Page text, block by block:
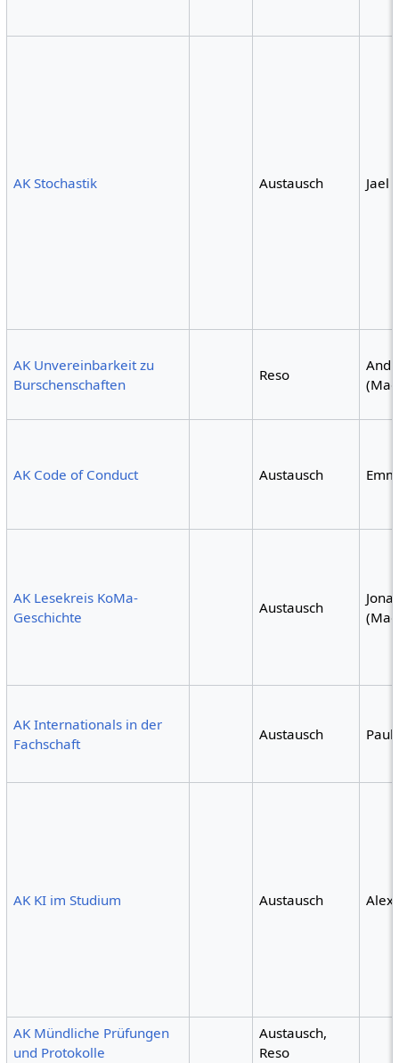
AK Stochastik Austausch Jael
AK Unvereinbarkeit zu
Burschenschaften
Reso
AK Code of Conduct Austausch
AK Lesekreis KoMa-
Geschichte
Austausch
AK Internationals in der
Fachschaft
Austausch Paul
AK KI im Studium Austausch Alex
AK Mündliche Prüfungen
und Protokolle
Austausch,
Reso